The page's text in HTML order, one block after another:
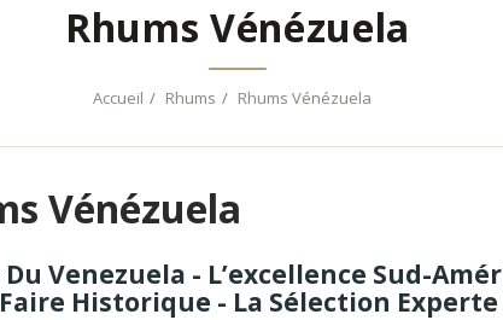
Rhums Vénézuela
Accueil Rhums Rhums Vénézuela
Vénézuela
Venezuela - L’excellence Sud-
Historique - La Sélection